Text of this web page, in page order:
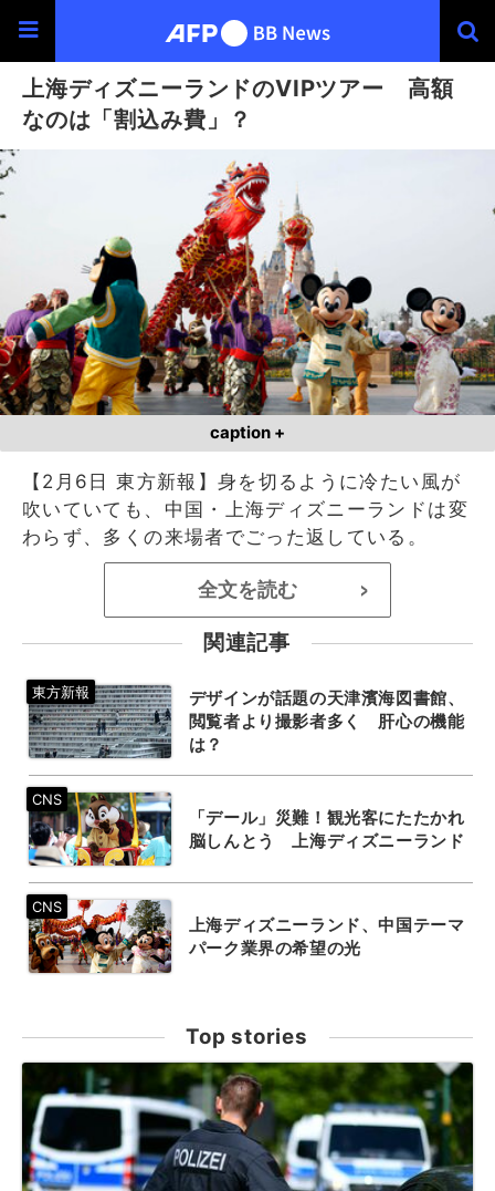
上海ディズニーランドのVIPツアー 高額
なのは「割込み費」？
caption +
【2月6日 東方新報】身を切るように冷たい風が
吹いていても、中国・上海ディズニーランドは変
わらず、多くの来場者でごった返している。
全文を読む >
関連記事
デザインが話題の天津濱海図書館、
閲覧者より撮影者多く 肝心の機能
は？
「デール」災難！観光客にたたかれ
脳しんとう 上海ディズニーランド
上海ディズニーランド、中国テーマ
パーク業界の希望の光
Top stories